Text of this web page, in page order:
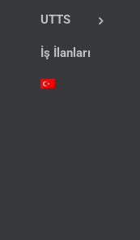
UTTS
İş İlanları